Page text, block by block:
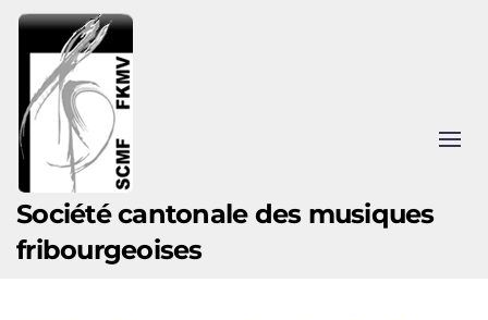
Accéder au contenu principal
Société cantonale des musiques
fribourgeoises